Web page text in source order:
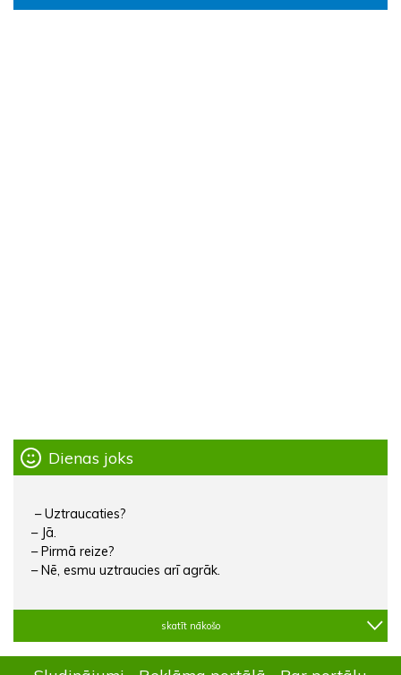
Dienas joks
– Uztraucaties?
– Jā.
– Pirmā reize?
– Nē, esmu uztraucies arī agrāk.
skatīt nākošo